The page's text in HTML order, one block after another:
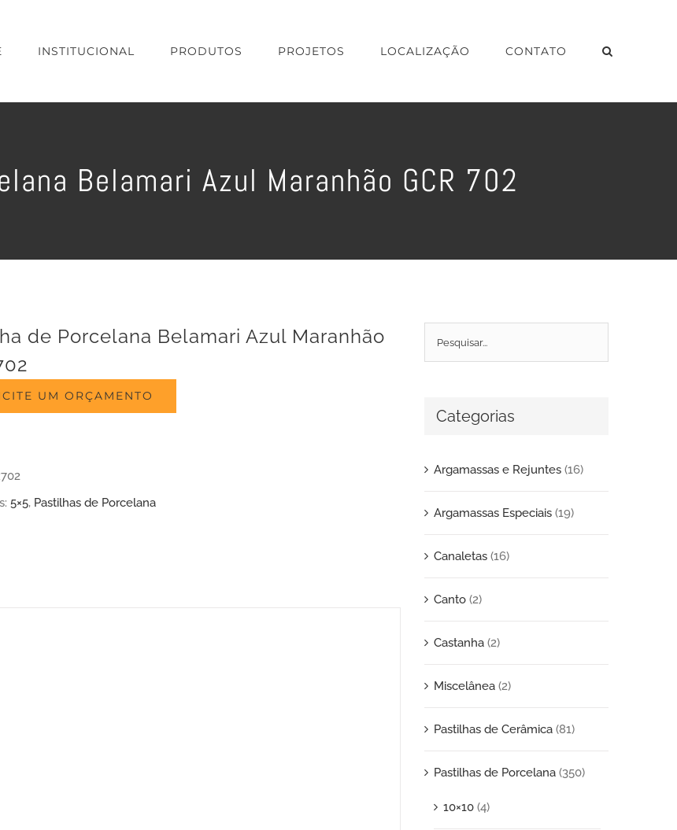
INSTITUCIONAL PRODUTOS PROJETOS LOCALIZAÇÃO CONTATO
Belamari Azul Maranhão GCR 702
de Porcelana Belamari Azul Maranhão
UM ORÇAMENTO
5×5, Pastilhas de Porcelana
Categorias
Argamassas e Rejuntes (16)
Argamassas Especiais (19)
Canaletas (16)
Canto (2)
Castanha (2)
Miscelânea (2)
Pastilhas de Cerâmica (81)
Pastilhas de Porcelana (350)
10×10 (4)